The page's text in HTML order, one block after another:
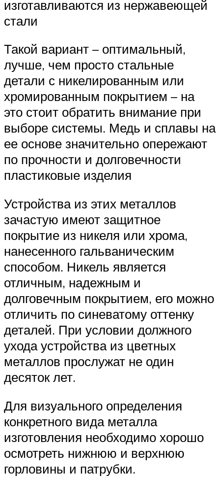
изготавливаются из нержавеющей
стали
Такой вариант – оптимальный,
лучше, чем просто стальные
детали с никелированным или
хромированным покрытием – на
это стоит обратить внимание при
выборе системы. Медь и сплавы на
ее основе значительно опережают
по прочности и долговечности
пластиковые изделия
Устройства из этих металлов
зачастую имеют защитное
покрытие из никеля или хрома,
нанесенного гальваническим
способом. Никель является
отличным, надежным и
долговечным покрытием, его можно
отличить по синеватому оттенку
деталей. При условии должного
ухода устройства из цветных
металлов прослужат не один
десяток лет.
Для визуального определения
конкретного вида металла
изготовления необходимо хорошо
осмотреть нижнюю и верхнюю
горловины и патрубки.